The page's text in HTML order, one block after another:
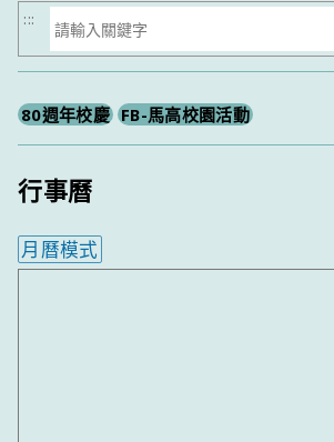
搜
尋
:::
80週年校慶 FB-馬高校園活動
行事曆
月曆模式